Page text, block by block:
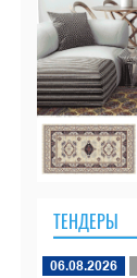
ТЕНДЕРЫ
06.08.2026